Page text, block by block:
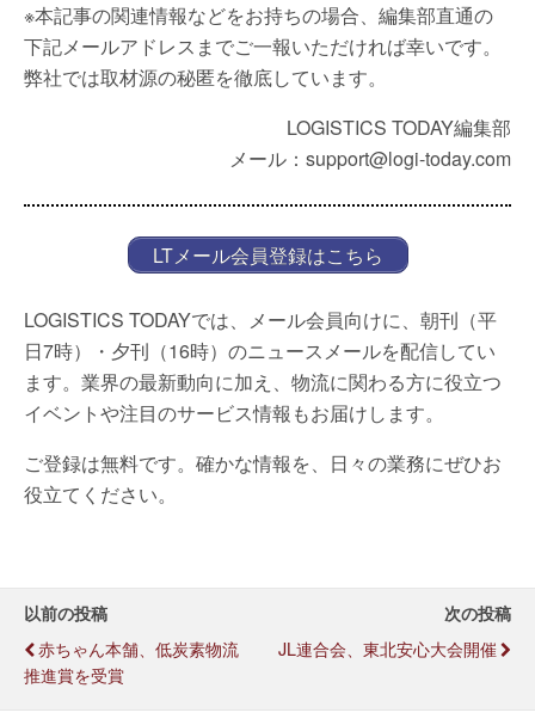
※本記事の関連情報などをお持ちの場合、編集部直通の
下記メールアドレスまでご一報いただければ幸いです。
弊社では取材源の秘匿を徹底しています。
LOGISTICS TODAY編集部
メール：support@logi-today.com
LTメール会員登録はこちら
LOGISTICS TODAYでは、メール会員向けに、朝刊（平
日7時）・夕刊（16時）のニュースメールを配信してい
ます。業界の最新動向に加え、物流に関わる方に役立つ
イベントや注目のサービス情報もお届けします。
ご登録は無料です。確かな情報を、日々の業務にぜひお
役立てください。
以前の投稿
赤ちゃん本舗、低炭素物流
推進賞を受賞
次の投稿
JL連合会、東北安心大会開催